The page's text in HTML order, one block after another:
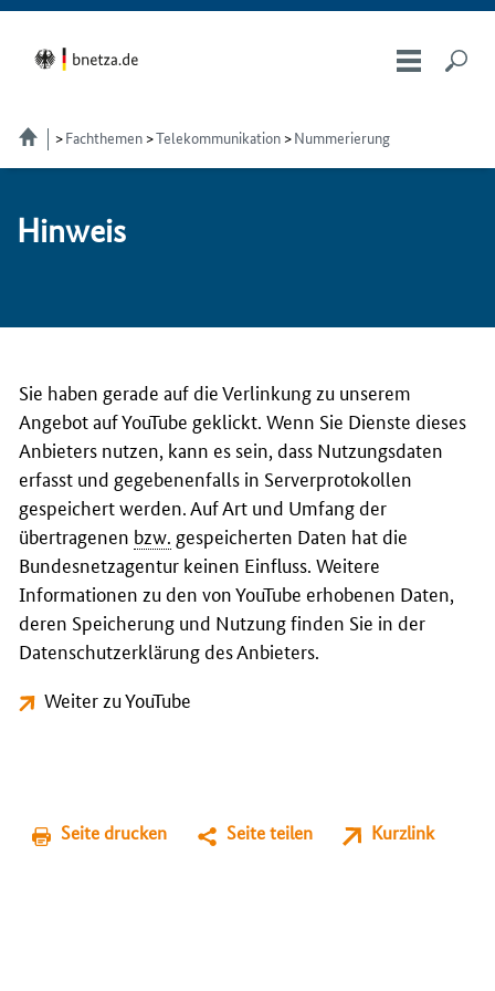
Fachthemen Telekom­munikation Nummerierung
Hin­weis
Sie haben gerade auf die Verlinkung zu unserem
Angebot auf YouTube geklickt. Wenn Sie Dienste dieses
Anbieters nutzen, kann es sein, dass Nutzungsdaten
erfasst und gegebenenfalls in Serverprotokollen
gespeichert werden. Auf Art und Umfang der
übertragenen bzw. gespeicherten Daten hat die
Bundesnetzagentur keinen Einfluss. Weitere
Informationen zu den von YouTube erhobenen Daten,
deren Speicherung und Nutzung finden Sie in der
Datenschutzerklärung des Anbieters.
Weiter zu YouTube
Seite drucken Seite teilen Kurzlink